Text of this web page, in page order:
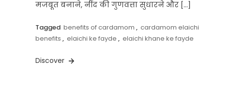
मजबूत बनाने, नींद की गुणवत्ता सुधारने और […]
Tagged benefits of cardamom , cardamom elaichi
benefits , elaichi ke fayde , elaichi khane ke fayde
Discover